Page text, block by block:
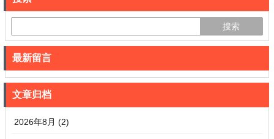
最新留言
文章归档
2026年8月 (2)